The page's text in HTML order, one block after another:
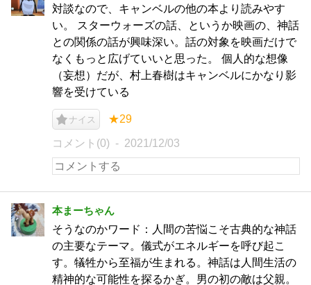
対談なので、キャンベルの他の本より読みやす
い。 スターウォーズの話、というか映画の、神話
との関係の話が興味深い。話の対象を映画だけで
なくもっと広げていいと思った。 個人的な想像
（妄想）だが、村上春樹はキャンベルにかなり影
響を受けている
ナイス ★29
コメント(0) 2021/12/03
本まーちゃん
そうなのかワード：人間の苦悩こそ古典的な神話
の主要なテーマ。儀式がエネルギーを呼び起こ
す。犠牲から至福が生まれる。神話は人間生活の
精神的な可能性を探るかぎ。男の初の敵は父親。